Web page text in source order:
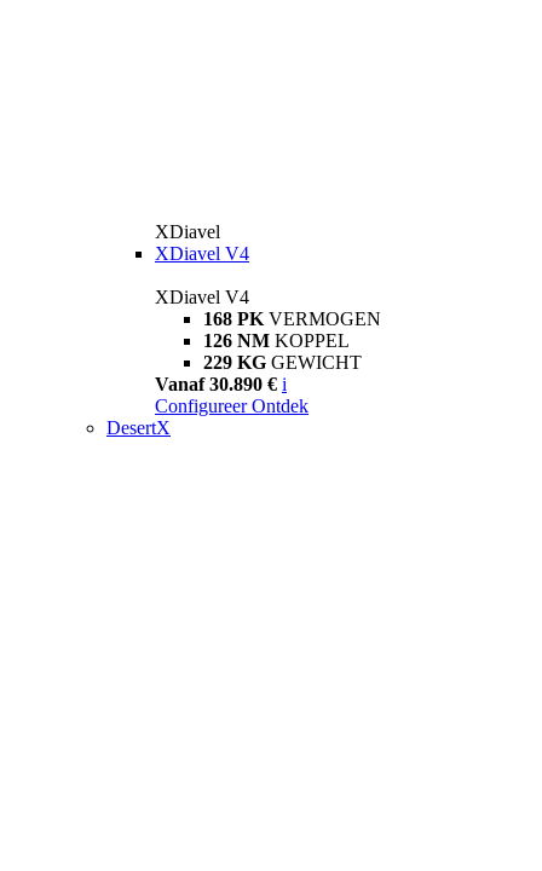
XDiavel
XDiavel V4
XDiavel V4
168 PK VERMOGEN
126 NM KOPPEL
229 KG GEWICHT
Vanaf 30.890 € i
Configureer Ontdek
DesertX